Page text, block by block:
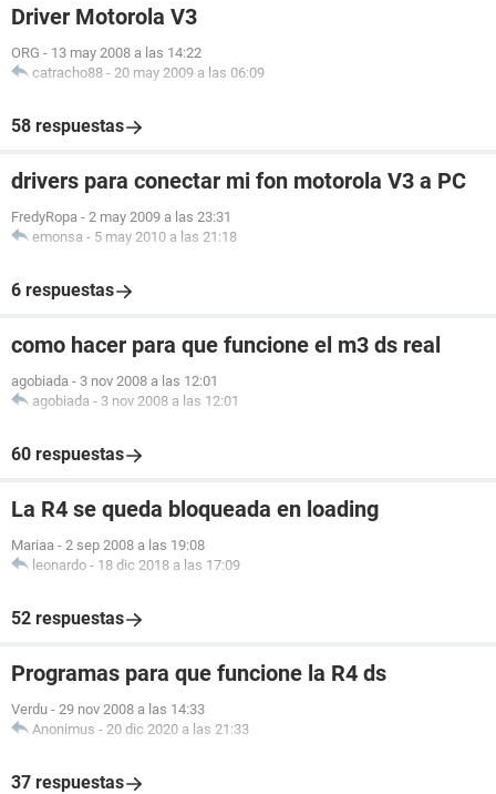
Driver Motorola V3
ORG - 13 may 2008 a las 14:22
catracho88 - 20 may 2009 a las 06:09
58 respuestas
drivers para conectar mi fon motorola V3 a PC
FredyRopa - 2 may 2009 a las 23:31
emonsa - 5 may 2010 a las 21:18
6 respuestas
como hacer para que funcione el m3 ds real
agobiada - 3 nov 2008 a las 12:01
agobiada - 3 nov 2008 a las 12:01
60 respuestas
La R4 se queda bloqueada en loading
Mariaa - 2 sep 2008 a las 19:08
leonardo - 18 dic 2018 a las 17:09
52 respuestas
Programas para que funcione la R4 ds
Verdu - 29 nov 2008 a las 14:33
Anonimus - 20 dic 2020 a las 21:33
37 respuestas